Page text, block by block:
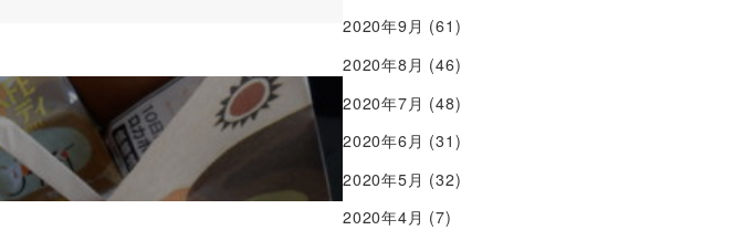
2020年9月 (61)
2020年8月 (46)
2020年7月 (48)
2020年6月 (31)
2020年5月 (32)
2020年4月 (7)